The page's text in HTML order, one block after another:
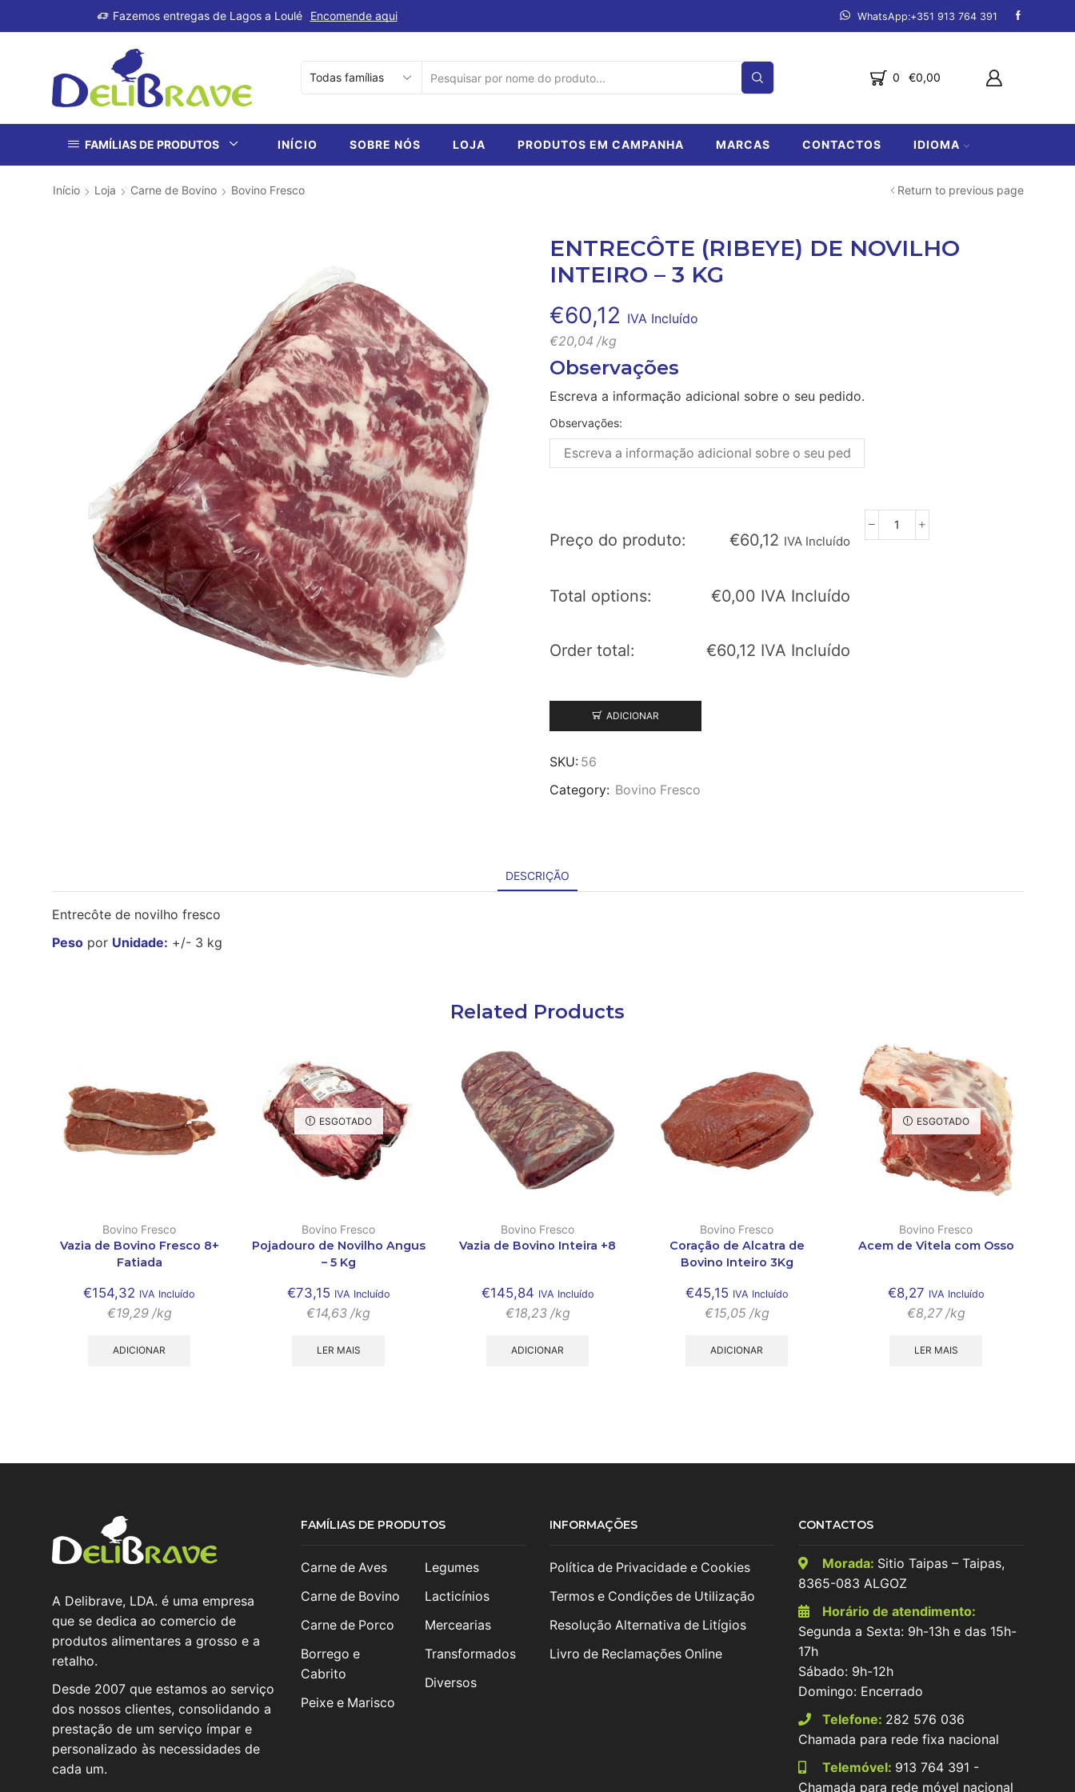
Fazemos entregas de Lagos a Loulé Encomende aqui Fazemos entregas de Lagos a
SEARCH
0 €0,00
FAMÍLIAS DE PRODUTOS INÍCIO SOBRE NÓS LOJA PRODUTOS EM CAMPANHA MARCAS CONTACTOS IDIOMA
Início Loja Carne de Bovino Bovino Fresco Return to previous page
ENTRECÔTE (RIBEYE) DE NOVILHO
INTEIRO – 3 KG
€60,12 IVA Incluído
€20,04 /kg
Observações
Escreva a informação adicional sobre o seu pedido.
Observações:
Preço do produto: €60,12 IVA Incluído
Total options: €0,00 IVA Incluído
Order total: €60,12 IVA Incluído
Quantidade
ADICIONAR
SKU: 56
Category: Bovino Fresco
DESCRIÇÃO
Entrecôte de novilho fresco
Pesopor Unidade: +/- 3 kg
Related Products
Bovino Fresco
Vazia de Bovino Fresco 8+
Fatiada
€154,32 IVA Incluído
€19,29 /kg
ADICIONAR
ESGOTADO
Bovino Fresco
Pojadouro de Novilho Angus
– 5 Kg
€73,15 IVA Incluído
€14,63 /kg
LER MAIS
Bovino Fresco
Vazia de Bovino Inteira +8
€145,84 IVA Incluído
€18,23 /kg
ADICIONAR
Bovino Fresco
Coração de Alcatra de
Bovino Inteiro 3Kg
€45,15 IVA Incluído
€15,05 /kg
ADICIONAR
ESGOTADO
Bovino Fresco
Acem de Vitela com Osso
€8,27 IVA Incluído
€8,27 /kg
LER MAIS
A Delibrave, LDA. é uma empresa
que se dedica ao comercio de
produtos alimentares a grosso e a
retalho.
Desde 2007 que estamos ao serviço
dos nossos clientes, consolidando a
prestação de um serviço ímpar e
personalizado às necessidades de
cada um.
FAMÍLIAS DE PRODUTOS
Carne de Aves
Carne de Bovino
Carne de Porco
Borrego e
Cabrito
Peixe e Marisco
Legumes
Lacticínios
Mercearias
Transformados
Diversos
INFORMAÇÕES
Política de Privacidade e Cookies
Termos e Condições de Utilização
Resolução Alternativa de Litígios
Livro de Reclamações Online
CONTACTOS
Morada: Sitio Taipas – Taipas,
8365-083 ALGOZ
Horário de atendimento:
Segunda a Sexta: 9h-13h e das 15h-
17h
Sábado: 9h-12h
Domingo: Encerrado
Telefone: 282 576 036
Chamada para rede fixa nacional
Telemóvel: 913 764 391 -
Chamada para rede móvel nacional